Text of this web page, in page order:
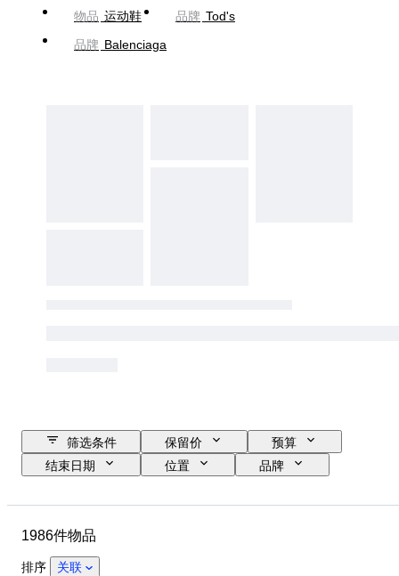
物品 运动鞋 品牌 Tod's
品牌 Balenciaga
筛选条件 保留价
预算
结束日期
位置
品牌
签名
带配件
1986件物品
排序 关联